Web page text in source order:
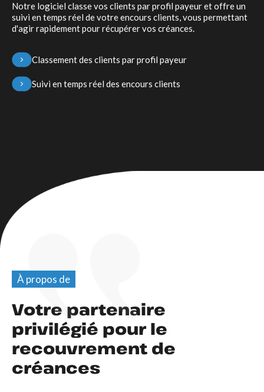
Notre logiciel classe vos clients par profil payeur et offre un
suivi en temps réel de votre encours clients, vous permettant
d'agir rapidement pour récupérer vos créances.
Classement des clients par profil payeur
Suivi en temps réel des encours clients
À propos de
Votre partenaire
privilégié pour le
recouvrement de
créances